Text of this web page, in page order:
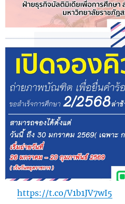
https://t.co/V1b1JV7wI5